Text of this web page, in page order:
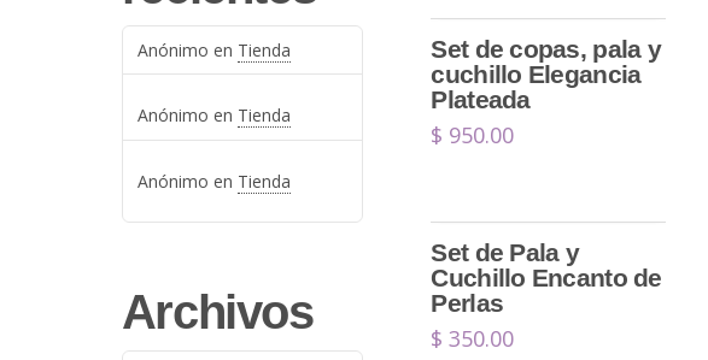
Set de copas, pala y
cuchillo Elegancia
Plateada
$ 950.00
Set de Pala y
Cuchillo Encanto de
Perlas
$ 350.00
Anónimo en Tienda
Anónimo en Tienda
Anónimo en Tienda
Archivos